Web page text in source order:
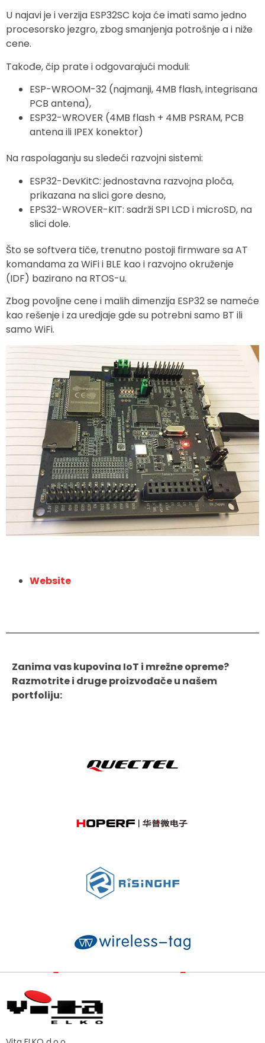
U najavi je i verzija ESP32SC koja će imati samo jedno
procesorsko jezgro, zbog smanjenja potrošnje a i niže
cene.
Takođe, čip prate i odgovarajući moduli:
ESP-WROOM-32 (najmanji, 4MB flash, integrisana
PCB antena),
ESP32-WROVER (4MB flash + 4MB PSRAM, PCB
antena ili IPEX konektor)
Na raspolaganju su sledeći razvojni sistemi:
ESP32-DevKitC: jednostavna razvojna ploča,
prikazana na slici gore desno,
EPS32-WROVER-KIT: sadrži SPI LCD i microSD, na
slici dole.
Što se softvera tiče, trenutno postoji firmware sa AT
komandama za WiFi i BLE kao i razvojno okruženje
(IDF) bazirano na RTOS-u.
Zbog povoljne cene i malih dimenzija ESP32 se nameće
kao rešenje i za uredjaje gde su potrebni samo BT ili
samo WiFi.
Website
Zanima vas kupovina IoT i mrežne opreme?
Razmotrite i druge proizvođače u našem
portfoliju: